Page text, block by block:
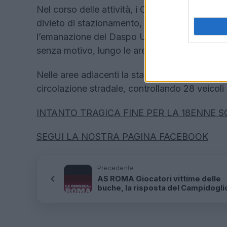
Nel corso delle attività, i Carabinieri hanno
divieto di stazionamento, con contestuale
l’emanazione del Daspo Urbano. I
senza motivo, lungo le aree di accesso e
Nelle aree adiacenti la stazione, i Carabinieri
circolazione stradale, controllando 28
INTANTO TRAGICA FINE PER LA 18ENNE
SEGUI LA NOSTRA PAGINA FACEBOOK
Precedente
AS ROMA Giocatori vittime delle
buche, la risposta del